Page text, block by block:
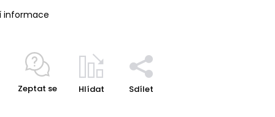
informace
Zeptat se Hlídat Sdílet